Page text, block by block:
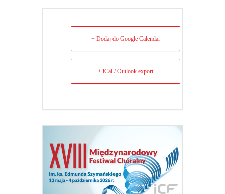
+ Dodaj do Google Calendar
+ iCal / Outlook export